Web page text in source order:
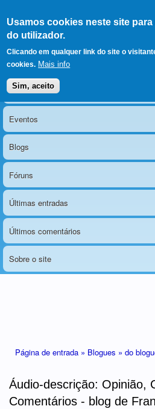
Usamos cookies neste site
do utilizador.
Clicando em qualquer link do site o
cookies. Mais info
Sim, aceito
O portal da visão
Menu principal
Notícias
Eventos
Blogs
Fóruns
Últimas entradas
Últimos comentários
Sobre o site
Página de entrada » Blogues » do
Áudio-descrição: Opinião,
Comentários - blog de